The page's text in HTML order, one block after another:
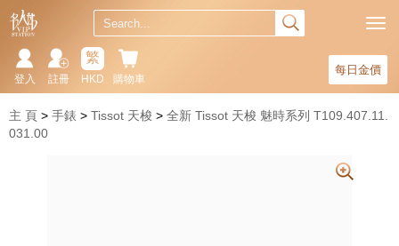
每日金價
購物車
繁
HKD
註冊
登入
主 頁 手錶 Tissot 天梭
全新 Tissot 天梭 魅時系列 T109.407.11.
031.00